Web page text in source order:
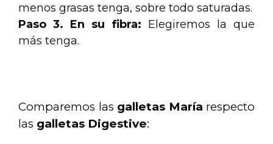
menos grasas tenga, sobre todo saturadas.
Paso 3. En su fibra: Elegiremos la que
más tenga.
Comparemos las galletas María respecto
las galletas Digestive: